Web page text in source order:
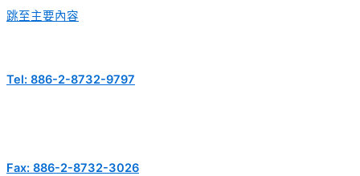
跳至主要內容
Tel: 886-2-8732-9797
Fax: 886-2-8732-3026